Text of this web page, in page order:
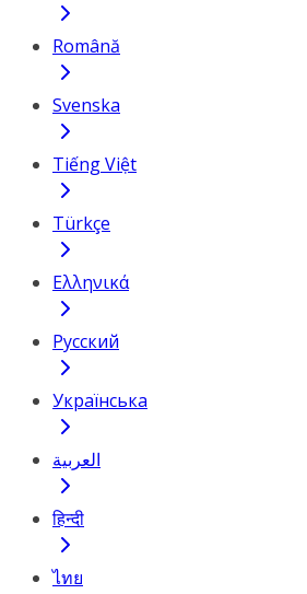
Română
Svenska
Tiếng Việt
Türkçe
Ελληνικά
Русский
Українська
العربية
हिन्दी
ไทย